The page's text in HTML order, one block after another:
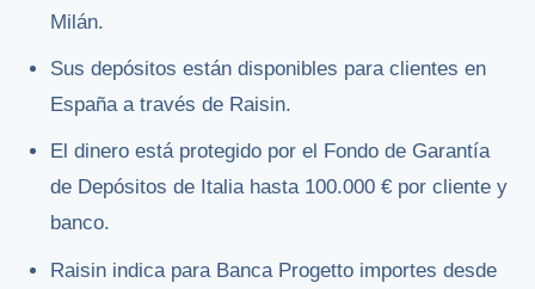
Milán.
Sus depósitos están disponibles para clientes en
España a través de Raisin.
El dinero está protegido por el Fondo de Garantía
de Depósitos de Italia hasta 100.000 € por cliente y
banco.
Raisin indica para Banca Progetto importes desde